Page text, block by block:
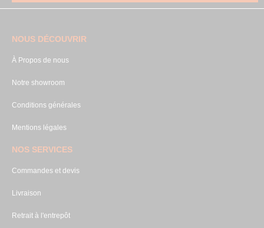
NOUS DÉCOUVRIR
À Propos de nous
Notre showroom
Conditions générales
Mentions légales
NOS SERVICES
Commandes et devis
Livraison
Retrait à l'entrepôt